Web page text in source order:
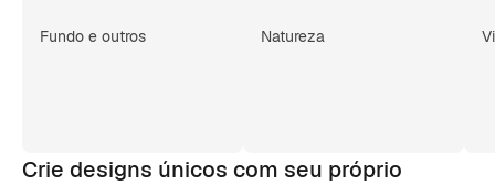
Fundo e outros Natureza
Crie designs únicos com seu próprio